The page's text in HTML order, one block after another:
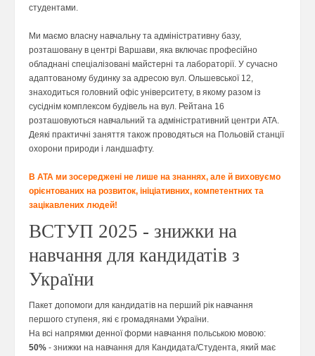
студентами.
Ми маємо власну навчальну та адміністративну базу,
розташовану в центрі Варшави, яка включає професійно
обладнані спеціалізовані майстерні та лабораторії. У сучасно
адаптованому будинку за адресою вул. Ольшевської 12,
знаходиться головний офіс університету, в якому разом із
сусіднім комплексом будівель на вул. Рейтана 16
розташовуються навчальний та адміністративний центри ATA.
Деякі практичні заняття також проводяться на Польовій станції
охорони природи і ландшафту.
В АТА ми зосереджені не лише на знаннях, але й виховуємо
орієнтованих на розвиток, ініціативних, компетентних та
зацікавлених людей!
ВСТУП 2025 - знижки на
навчання для кандидатів з
України
Пакет допомоги для кандидатів на перший рік навчання
першого ступеня, які є громадянами України.
На всі напрямки денної форми навчання польською мовою:
50% - знижки на навчання для Кандидата/Студента, який має